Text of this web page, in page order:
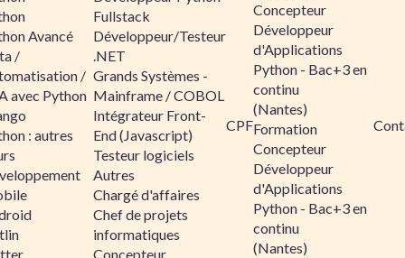
Avancé
/
/
avec Python
: autres
Fullstack
Développeur/Testeur
.NET
Grands Systèmes -
Mainframe / COBOL
Intégrateur Front-
End (Javascript)
Testeur logiciels
Autres
Chargé d'affaires
Chef de projets
informatiques
Concepteur
CPF
Concepteur
Développeur
d'Applications
Python - Bac+3 en
continu
(Nantes)
Formation
Concepteur
Développeur
d'Applications
Python - Bac+3 en
continu
(Nantes)